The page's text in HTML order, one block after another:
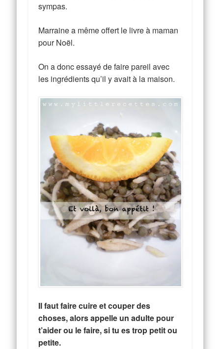
sympas.
Marraine a même offert le livre à maman
pour Noël.
On a donc essayé de faire pareil avec
les ingrédients qu’il y avait à la maison.
Il faut faire cuire et couper des
choses, alors appelle un adulte pour
t’aider ou le faire, si tu es trop petit ou
petite.